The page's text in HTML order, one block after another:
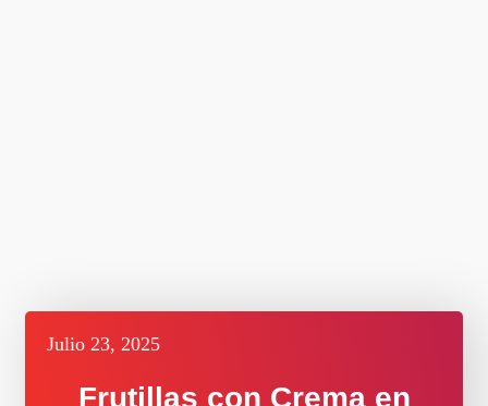
Julio 23, 2025
Frutillas con Crema en